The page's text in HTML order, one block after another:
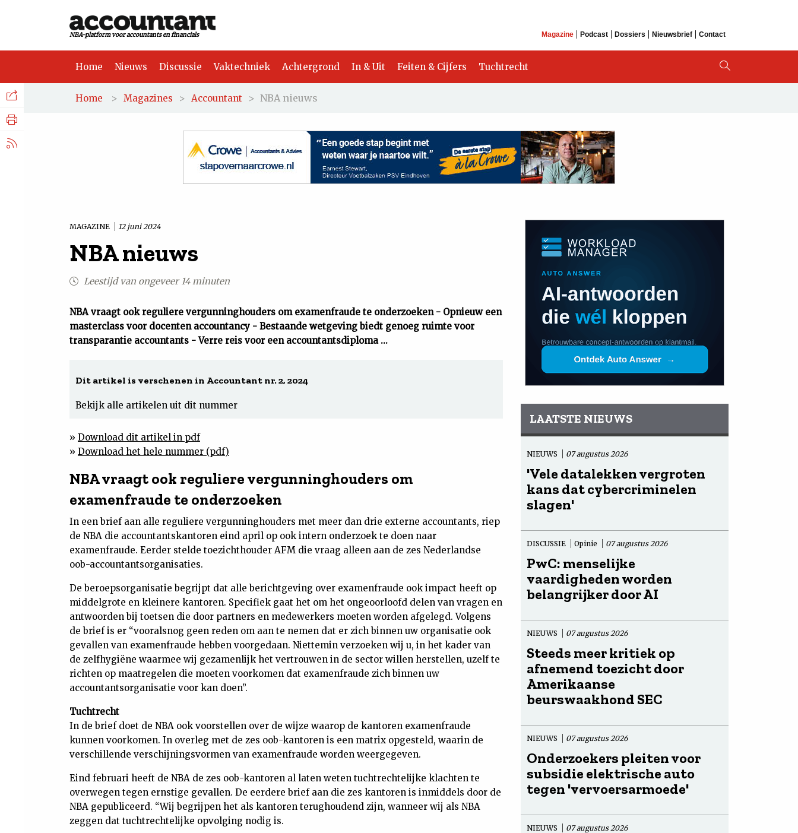
NBA-platform voor accountants en financials Magazine Podcast Dossiers Nieuwsbrief Contact
Home Nieuws Discussie Vaktechniek Achtergrond In & Uit Feiten & Cijfers Tuchtrecht
Home > Magazines > Accountant > NBA nieuws
MAGAZINE 12 juni 2024
NBA nieuws
Leestijd van ongeveer 14 minuten
NBA vraagt ook reguliere vergunninghouders om examenfraude te onderzoeken - Opnieuw een
masterclass voor docenten accountancy - Bestaande wetgeving biedt genoeg ruimte voor
transparantie accountants - Verre reis voor een accountantsdiploma ...
Dit artikel is verschenen in Accountant nr. 2, 2024
Bekijk alle artikelen uit dit nummer
» Download dit artikel in pdf
» Download het hele nummer (pdf)
NBA vraagt ook reguliere vergunninghouders om
examenfraude te onderzoeken
In een brief aan alle reguliere vergunninghouders met meer dan drie externe accountants, riep
de NBA die accountantskantoren eind april op ook intern onderzoek te doen naar
examenfraude. Eerder stelde toezichthouder AFM die vraag alleen aan de zes Nederlandse
oob-accountantsorganisaties.
De beroepsorganisatie begrijpt dat alle berichtgeving over examenfraude ook impact heeft op
middelgrote en kleinere kantoren. Specifiek gaat het om het ongeoorloofd delen van vragen en
antwoorden bij toetsen die door partners en medewerkers moeten worden afgelegd. Volgens
de brief is er “vooralsnog geen reden om aan te nemen dat er zich binnen uw organisatie ook
gevallen van examenfraude hebben voorgedaan. Niettemin verzoeken wij u, in het kader van
de zelfhygiëne waarmee wij gezamenlijk het vertrouwen in de sector willen herstellen, uzelf te
richten op maatregelen die moeten voorkomen dat examenfraude zich binnen uw
accountantsorganisatie voor kan doen”.
Tuchtrecht
In de brief doet de NBA ook voorstellen over de wijze waarop de kantoren examenfraude
kunnen voorkomen. In overleg met de zes oob-kantoren is een matrix opgesteld, waarin de
verschillende verschijningsvormen van examenfraude worden weergegeven.
Eind februari heeft de NBA de zes oob-kantoren al laten weten tuchtrechtelijke klachten te
overwegen tegen ernstige gevallen. De eerdere brief aan die zes kantoren is inmiddels door de
NBA gepubliceerd. “Wij begrijpen het als kantoren terughoudend zijn, wanneer wij als NBA
zeggen dat tuchtrechtelijke opvolging nodig is.
LAATSTE NIEUWS
NIEUWS 07 augustus 2026
'Vele datalekken vergroten
kans dat cybercriminelen
slagen'
DISCUSSIE Opinie 07 augustus 2026
PwC: menselijke
vaardigheden worden
belangrijker door AI
NIEUWS 07 augustus 2026
Steeds meer kritiek op
afnemend toezicht door
Amerikaanse
beurswaakhond SEC
NIEUWS 07 augustus 2026
Onderzoekers pleiten voor
subsidie elektrische auto
tegen 'vervoersarmoede'
NIEUWS 07 augustus 2026
Facebook
Nieuws